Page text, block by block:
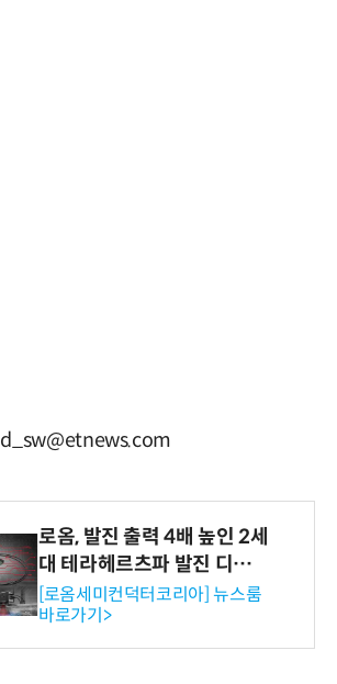
로옴, 발진 출력 4배 높인 2세
대 테라헤르츠파 발진 디바이
스 개발
[로옴세미컨덕터코리아] 뉴스룸
바로가기>